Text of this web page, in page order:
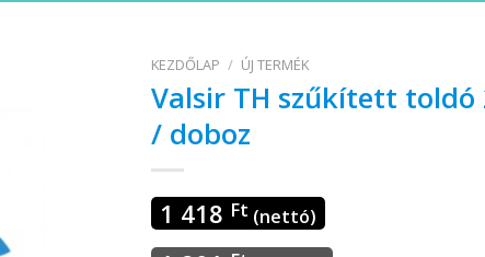
KEZDŐLAP / ÚJ TERMÉK
Valsir TH szűkített toldó
/ doboz
1 418 Ft (nettó)